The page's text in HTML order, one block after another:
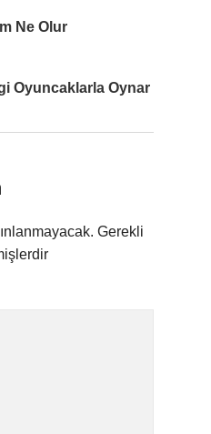
Ne Olur
Oyuncaklarla Oynar
Gerekli